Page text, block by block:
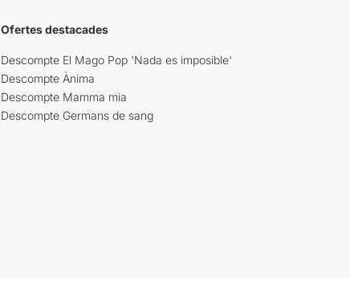
Ofertes destacades
Descompte El Mago Pop 'Nada es imposible'
Descompte Ànima
Descompte Mamma mia
Descompte Germans de sang